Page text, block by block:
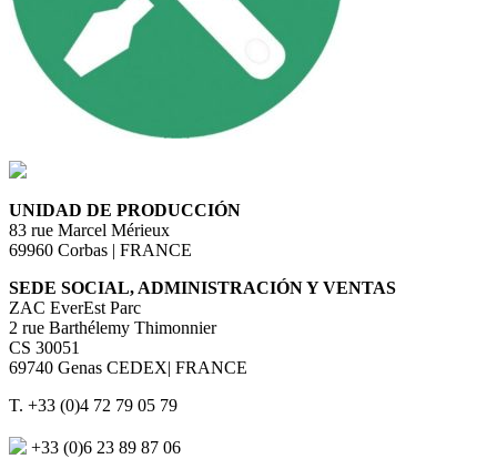
UNIDAD DE PRODUCCIÓN
83 rue Marcel Mérieux
69960 Corbas | FRANCE
SEDE SOCIAL, ADMINISTRACIÓN Y VENTAS
ZAC EverEst Parc
2 rue Barthélemy Thimonnier
CS 30051
69740 Genas CEDEX| FRANCE
T. +33 (0)4 72 79 05 79
+33 (0)6 23 89 87 06